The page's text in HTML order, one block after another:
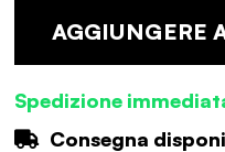
AGGIUNGERE
Spedizione
Consegna